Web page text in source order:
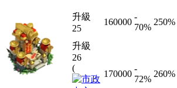
升級
25
160000
-
70%
250%
升級
26
(
170000
-
72%
260%